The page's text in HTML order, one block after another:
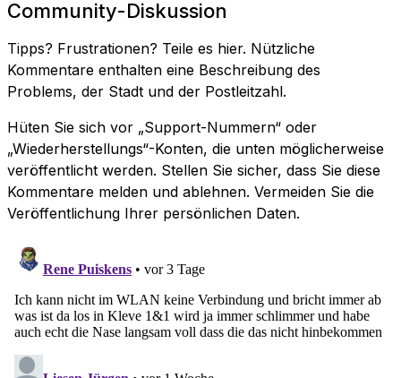
Community-Diskussion
Tipps? Frustrationen? Teile es hier. Nützliche
Kommentare enthalten eine Beschreibung des
Problems, der Stadt und der Postleitzahl.
Hüten Sie sich vor „Support-Nummern“ oder
„Wiederherstellungs“-Konten, die unten möglicherweise
veröffentlicht werden. Stellen Sie sicher, dass Sie diese
Kommentare melden und ablehnen. Vermeiden Sie die
Veröffentlichung Ihrer persönlichen Daten.